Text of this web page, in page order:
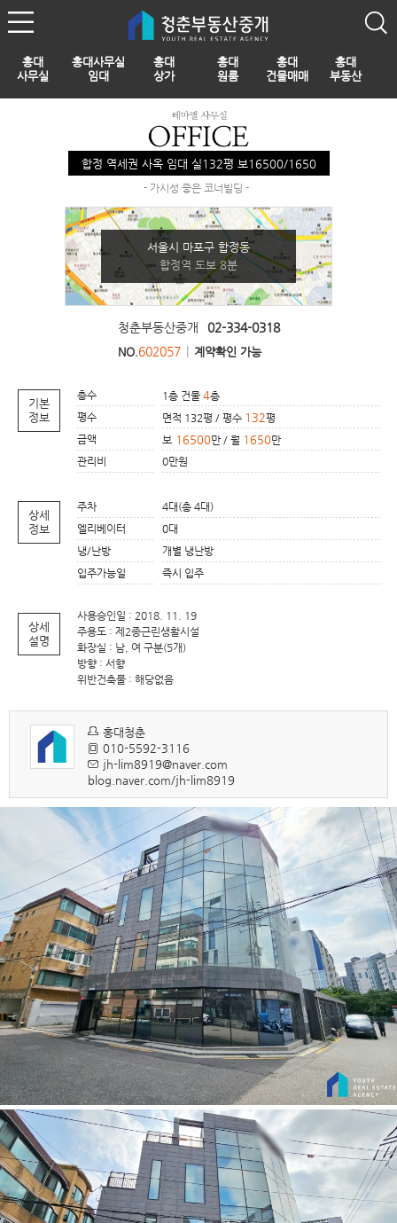
홍대
사무실
홍대사무실
임대
홍대
상가
홍대
원룸
홍대
건물매매
홍대
부동산
서울시 마포구 합정동
합정역 도보 8분
합정 역세권 사옥 임대 실132평 보16500/1650
- 가시성 좋은 코너빌딩 -
청춘부동산중개 02-334-0318
NO.602057 계약확인 가능
기본
정보
층수 1층 건물 4층
평수
면적 132평 / 평수 132평
금액
보16500만 / 월 1650만
관리비
0만원
상세
정보
주차
4대(총 4대)
엘리베이터
0대
냉/난방
개별 냉난방
입주가능일
즉시 입주
상세
설명
사용승인일 : 2018. 11. 19
주용도 : 제2종근린생활시설
화장실 : 남, 여 구분(5개)
방향 : 서향
위반건축물 : 해당없음
홍대청춘
010-5592-3116
jh-lim8919@naver.com
blog.naver.com/jh-lim8919